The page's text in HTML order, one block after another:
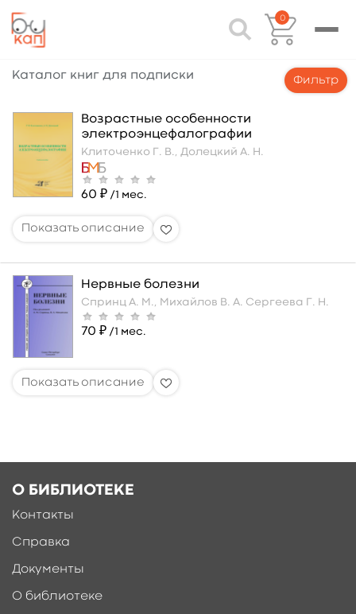
0
Каталог книг для подписки Фильтр
Возрастные особенности
электроэнцефалографии
Клиточенко Г. В., Долецкий А. Н.
60 ₽ /1 мес.
Нервные болезни
Спринц А. М., Михайлов В. А. Сергеева Г. Н.
70 ₽ /1 мес.
О БИБЛИОТЕКЕ
Контакты
Справка
Документы
О библиотеке